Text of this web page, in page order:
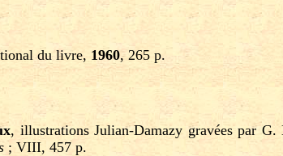
du livre, 1960, 265 p.
, illustrations Julian-Damazy gravées par
; VIII, 457 p.